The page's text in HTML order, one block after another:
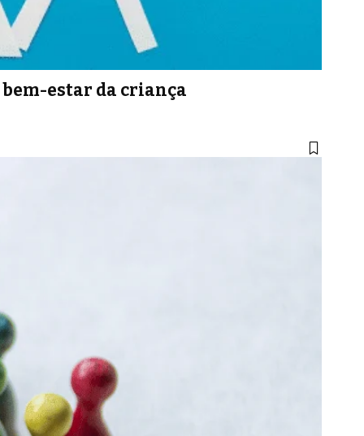
estar da criança